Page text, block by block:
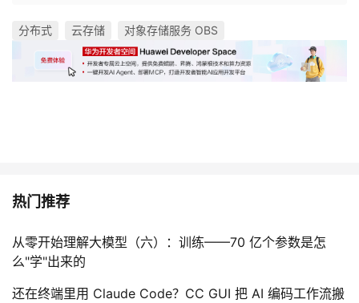
藏
分布式 云存储 对象存储服务 OBS
热门推荐
从零开始理解大模型（六）：训练——70 亿个参数是怎
么"学"出来的
还在终端里用 Claude Code？CC GUI 把 AI 编码工作流搬